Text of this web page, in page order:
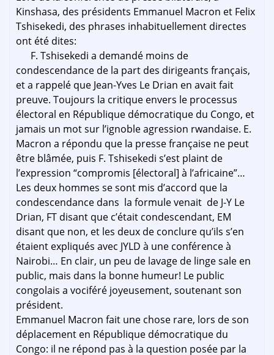
Kinshasa, des présidents Emmanuel Macron et Felix
Tshisekedi, des phrases inhabituellement directes
ont été dites:
F. Tshisekedi a demandé moins de
condescendance de la part des dirigeants français,
et a rappelé que Jean-Yves Le Drian en avait fait
preuve. Toujours la critique envers le processus
électoral en République démocratique du Congo, et
jamais un mot sur l’ignoble agression rwandaise. E.
Macron a répondu que la presse française ne peut
être blâmée, puis F. Tshisekedi s’est plaint de
l’expression “compromis [électoral] à l’africaine”…
Les deux hommes se sont mis d’accord que la
condescendance dans la formule venait de J-Y Le
Drian, FT disant que c’était condescendant, EM
disant que non, et les deux de conclure qu’ils s’en
étaient expliqués avec JYLD à une conférence à
Nairobi… En clair, un peu de lavage de linge sale en
public, mais dans la bonne humeur! Le public
congolais a vociféré joyeusement, soutenant son
président.
Emmanuel Macron fait une chose rare, lors de son
déplacement en République démocratique du
Congo: il ne répond pas à la question posée par la